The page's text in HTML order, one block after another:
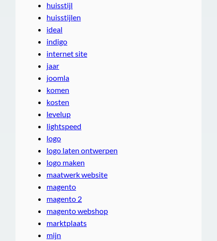
huisstijl
huisstijlen
ideal
indigo
internet site
jaar
joomla
komen
kosten
levelup
lightspeed
logo
logo laten ontwerpen
logo maken
maatwerk website
magento
magento 2
magento webshop
marktplaats
mijn